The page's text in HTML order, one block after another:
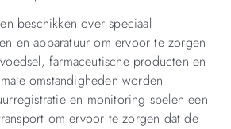
beschikken over speciaal
en apparatuur om ervoor te zorgen
farmaceutische producten en
omstandigheden worden
en monitoring spelen een
om ervoor te zorgen dat de